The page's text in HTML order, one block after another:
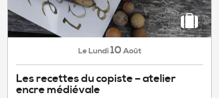
Le Lundi 10 Août
Les recettes du copiste – atelier
encre médiévale